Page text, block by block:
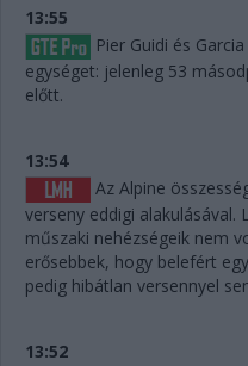
13:55
Pier Guidi és
egységet: jelenleg 53
előtt.
13:54
Az Alpine
verseny eddigi alakulásával.
műszaki nehézségeik nem
erősebbek, hogy belefért
pedig hibátlan versennyel
13:52